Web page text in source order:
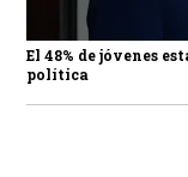
El 48% de jóvenes
política